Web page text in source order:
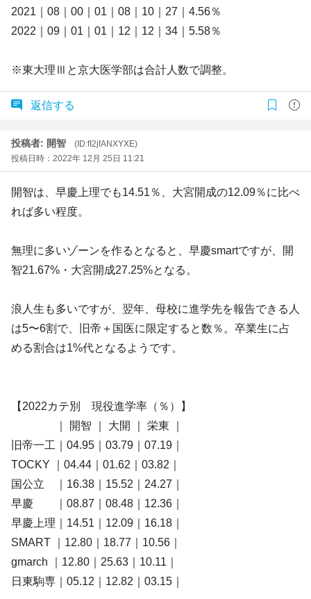
2021｜08｜00｜01｜08｜10｜27｜4.56％
2022｜09｜01｜01｜12｜12｜34｜5.58％
※東大理Ⅲと京大医学部は合計人数で調整。
返信する
投稿者: 開智
(ID:fI2jfANXYXE)
投稿日時：2022年 12月 25日 11:21
開智は、早慶上理でも14.51％、大宮開成の12.09％に比べ
れば多い程度。
無理に多いゾーンを作るとなると、早慶smartですが、開
智21.67%・大宮開成27.25%となる。
浪人生も多いですが、翌年、母校に進学先を報告できる人
は5〜6割で、旧帝＋国医に限定すると数％。卒業生に占
める割合は1%代となるようです。
【2022カテ別 現役進学率（％）】
｜ 開智 ｜ 大開 ｜ 栄東 ｜
旧帝一工｜04.95｜03.79｜07.19｜
TOCKY ｜04.44｜01.62｜03.82｜
国公立 ｜16.38｜15.52｜24.27｜
早慶 ｜08.87｜08.48｜12.36｜
早慶上理｜14.51｜12.09｜16.18｜
SMART ｜12.80｜18.77｜10.56｜
gmarch ｜12.80｜25.63｜10.11｜
日東駒専｜05.12｜12.82｜03.15｜